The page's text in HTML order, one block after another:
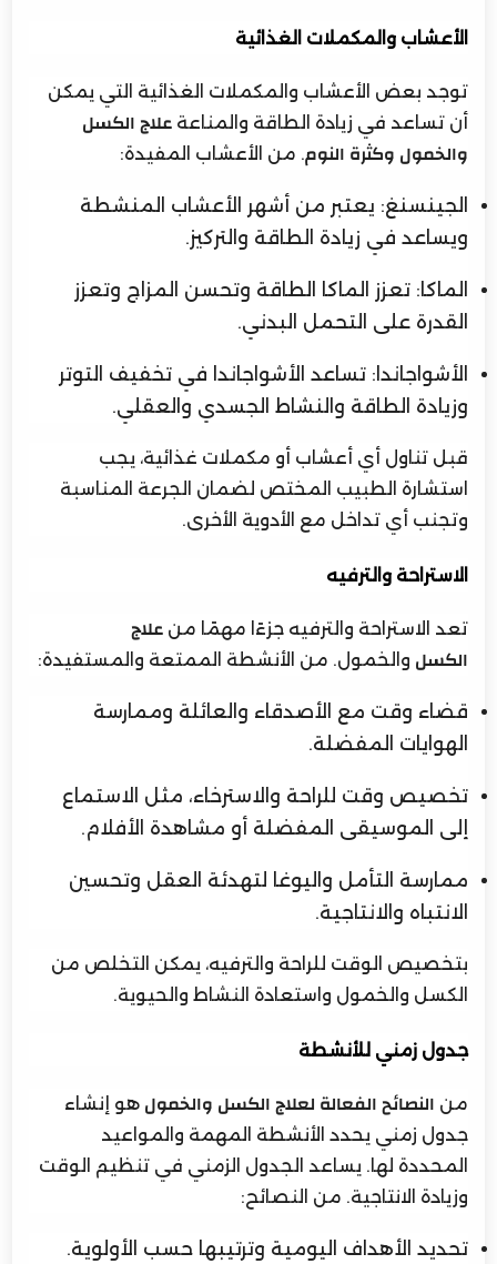
الأعشاب والمكملات الغذائية
توجد بعض الأعشاب والمكملات الغذائية التي يمكن
أن تساعد في زيادة الطاقة والمناعةعلاج الكسل
والخمول وكثرة النوم. من الأعشاب المفيدة:
الجينسنغ: يعتبر من أشهر الأعشاب المنشطة
ويساعد في زيادة الطاقة والتركيز.
الماكا: تعزز الماكا الطاقة وتحسن المزاج وتعزز
القدرة على التحمل البدني.
الأشواجاندا: تساعد الأشواجاندا في تخفيف التوتر
وزيادة الطاقة والنشاط الجسدي والعقلي.
قبل تناول أي أعشاب أو مكملات غذائية، يجب
استشارة الطبيب المختص لضمان الجرعة المناسبة
وتجنب أي تداخل مع الأدوية الأخرى.
الاستراحة والترفيه
تعد الاستراحة والترفيه جزءًا مهمًا منعلاج
الكسل والخمول. من الأنشطة الممتعة والمستفيدة:
قضاء وقت مع الأصدقاء والعائلة وممارسة
الهوايات المفضلة.
تخصيص وقت للراحة والاسترخاء، مثل الاستماع
إلى الموسيقى المفضلة أو مشاهدة الأفلام.
ممارسة التأمل واليوغا لتهدئة العقل وتحسين
الانتباه والانتاجية.
بتخصيص الوقت للراحة والترفيه، يمكن التخلص من
الكسل والخمول واستعادة النشاط والحيوية.
جدول زمني للأنشطة
من النصائح الفعالة لعلاج الكسل والخمول هو إنشاء
جدول زمني يحدد الأنشطة المهمة والمواعيد
المحددة لها. يساعد الجدول الزمني في تنظيم الوقت
وزيادة الانتاجية. من النصائح:
تحديد الأهداف اليومية وترتيبها حسب الأولوية.